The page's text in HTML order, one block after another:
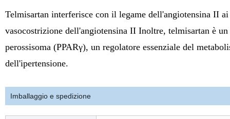
Telmisartan interferisce con il legame dell'angiotensina II
vasocostrizione dell'angiotensina II Inoltre, telmisartan è
perossisoma (PPARγ), un regolatore essenziale del
dell'ipertensione.
Imballaggio e spedizione